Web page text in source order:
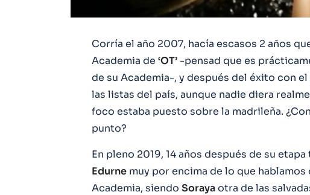
Corría el año 2007, hacía escasos 2 años
Academia de ‘OT’ -pensad que es
de su Academia-, y después del éxito con
las listas del país, aunque nadie diera
foco estaba puesto sobre la madrileña.
punto?
En pleno 2019, 14 años después de su
Edurne muy por encima de lo que
Academia, siendo Sorayaotra de las